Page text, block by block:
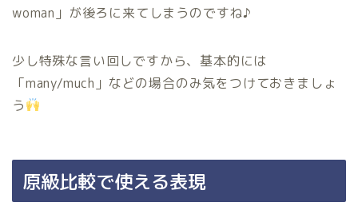
woman」が後ろに来てしまうのですね♪
少し特殊な言い回しですから、基本的には
「many/much」などの場合のみ気をつけておきましょ
う
原級比較で使える表現